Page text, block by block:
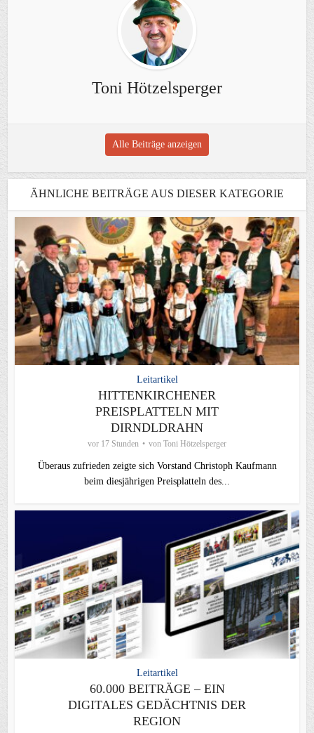
Toni Hötzelsperger
Alle Beiträge anzeigen
ÄHNLICHE BEITRÄGE AUS DIESER KATEGORIE
Leitartikel
HITTENKIRCHENER
PREISPLATTELN MIT
DIRNDLDRAHN
vor 17 Stunden von Toni Hötzelsperger
Überaus zufrieden zeigte sich Vorstand Christoph Kaufmann
beim diesjährigen Preisplatteln des...
Leitartikel
60.000 BEITRÄGE – EIN
DIGITALES GEDÄCHTNIS DER
REGION